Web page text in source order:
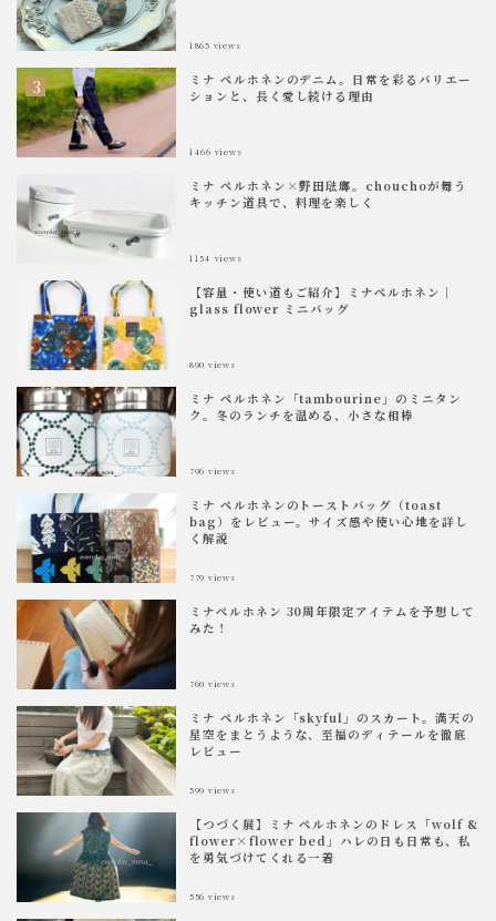
1865 views
ミナ ペルホネンのデニム。日常を彩るバリエー
ションと、長く愛し続ける理由
1466 views
ミナ ペルホネン×野田琺瑯。chouchoが舞う
キッチン道具で、料理を楽しく
1154 views
【容量・使い道もご紹介】ミナペルホネン｜
glass flower ミニバッグ
890 views
ミナ ペルホネン「tambourine」のミニタン
ク。冬のランチを温める、小さな相棒
796 views
ミナ ペルホネンのトーストバッグ（toast
bag）をレビュー。サイズ感や使い心地を詳し
く解説
779 views
ミナペルホネン 30周年限定アイテムを予想して
みた！
760 views
ミナ ペルホネン「skyful」のスカート。満天の
星空をまとうような、至福のディテールを徹底
レビュー
599 views
【つづく展】ミナ ペルホネンのドレス「wolf &
flower×flower bed」ハレの日も日常も、私
を勇気づけてくれる一着
556 views